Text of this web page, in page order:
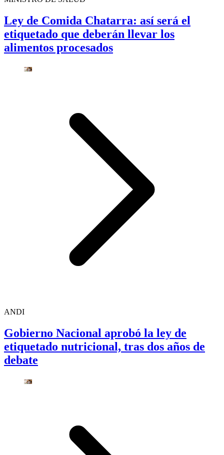
Ley de Comida Chatarra: así será el
etiquetado que deberán llevar los
alimentos procesados
ANDI
Gobierno Nacional aprobó la ley de
etiquetado nutricional, tras dos años de
debate